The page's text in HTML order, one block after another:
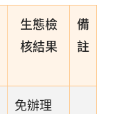
生態檢
核結果
備
註
免辦理